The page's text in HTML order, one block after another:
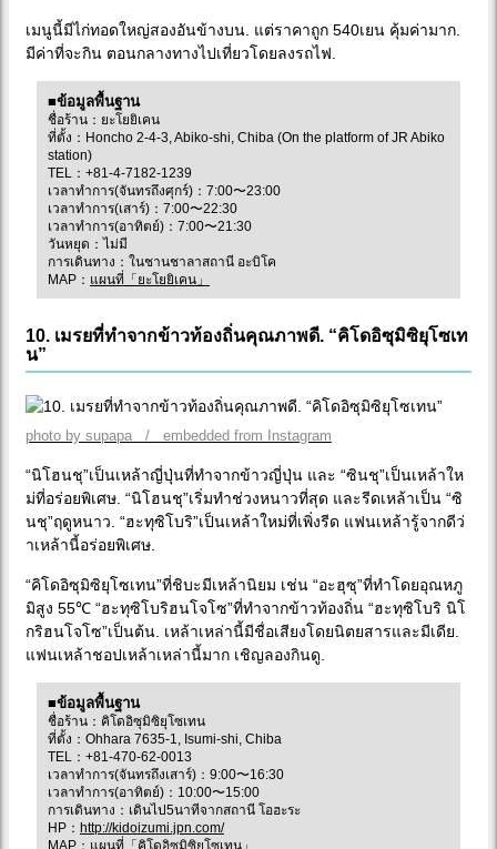
เมนูนี้มีไก่ทอดใหญ่สองอันข้างบน. แต่ราคาถูก 540เยน คุ้มค่ามาก.
มีค่าที่จะกิน ตอนกลางทางไปเที่ยวโดยลงรถไฟ.
■ข้อมูลพื้นฐาน
ชื่อร้าน：ยะโยยิเคน
ที่ตั้ง：Honcho 2-4-3, Abiko-shi, Chiba (On the platform of JR Abiko
station)
TEL：+81-4-7182-1239
เวลาทำการ(จันทรถึงศุกร์)：7:00〜23:00
เวลาทำการ(เสาร์)：7:00〜22:30
เวลาทำการ(อาทิตย์)：7:00〜21:30
วันหยุด：ไม่มี
การเดินทาง：ในชานชาลาสถานี อะบิโค
MAP： แผนที่「ยะโยยิเคน」
10. เมรยที่ทำจากข้าวท้องถิ่นคุณภาพดี. “คิโดอิซุมิซิยุโซเท
น”
photo by supapa / embedded from Instagram
“นิโฮนชุ”เป็นเหล้าญี่ปุ่นที่ทำจากข้าวญี่ปุ่น และ “ซินชุ”เป็นเหล้าให
ม่ที่อร่อยพิเศษ. “นิโฮนชุ”เริ่มทำช่วงหนาวที่สุด และรีดเหล้าเป็น “ซิ
นชุ”ฤดูหนาว. “ฮะทุซิโบริ”เป็นเหล้าใหม่ที่เพิ่งรีด แฟนเหล้ารู้จากดีว่
าเหล้านี้อร่อยพิเศษ.
“คิโดอิซุมิซิยุโซเทน”ที่ชิบะมีเหล้านิยม เช่น “อะฮุซุ”ที่ทำโดยอุณหภู
มิสูง 55℃ “ฮะทุซิโบริฮนโจโซ”ที่ทำจากข้าวท้องถิ่น “ฮะทุซิโบริ นิโ
กริฮนโจโซ”เป็นต้น. เหล้าเหล่านี้มีชื่อเสียงโดยนิตยสารและมีเดีย.
แฟนเหล้าชอปเหล้าเหล่านี้มาก เชิญลองกินดู.
■ข้อมูลพื้นฐาน
ชื่อร้าน：คิโดอิซุมิซิยุโซเทน
ที่ตั้ง：Ohhara 7635-1, Isumi-shi, Chiba
TEL：+81-470-62-0013
เวลาทำการ(จันทรถึงเสาร์)：9:00〜16:30
เวลาทำการ(อาทิตย์)：10:00〜15:00
การเดินทาง：เดินไป5นาทีจากสถานี โอฮะระ
HP： http://kidoizumi.jpn.com/
MAP： แผนที่「คิโดอิซุมิซิยุโซเทน」